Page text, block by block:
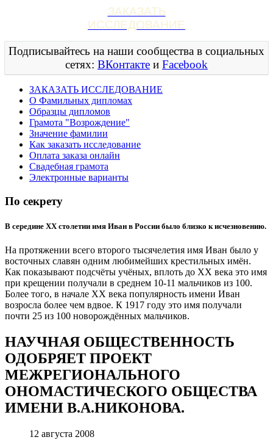
ЗАКАЗАТЬ
ИССЛЕДОВАНИЕ
Подписывайтесь на наши сообщества в социальных
сетях: ВКонтакте и Facebook
ЗАКАЗАТЬ ИССЛЕДОВАНИЕ
О Фамильных дипломах
Образцы дипломов
Грамота "Возрождение"
Значение фамилии
Как заказать исследование
Оплата заказа онлайн
Свадебная грамота
Электронные варианты
По секрету
В середине XX столетии имя Иван в России было близко к исчезновению.
На протяжении всего второго тысячелетия имя Иван было у
восточных славян одним любимейших крестильных имён.
Как показывают подсчёты учёных, вплоть до XX века это имя
при крещении получали в среднем 10-11 мальчиков из 100.
Более того, в начале XX века популярность имени Иван
возросла более чем вдвое. К 1917 году это имя получали
почти 25 из 100 новорождённых мальчиков.
НАУЧНАЯ ОБЩЕСТВЕННОСТЬ
ОДОБРЯЕТ ПРОЕКТ
МЕЖРЕГИОНАЛЬНОГО
ОНОМАСТИЧЕСКОГО ОБЩЕСТВА
ИМЕНИ В.А.НИКОНОВА.
12 августа 2008